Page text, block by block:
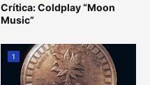
Crítica: Coldplay “Moon
Music”
1